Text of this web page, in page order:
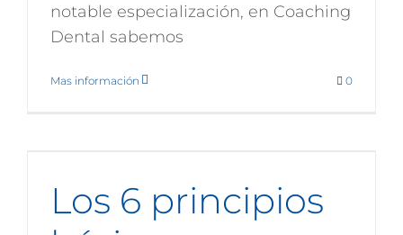
notable especialización, en Coaching
Dental sabemos
Mas información 0
Los 6 principios